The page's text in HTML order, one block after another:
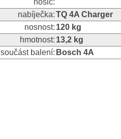
nabíječka:TQ 4A Charger
nosnost: 120 kg
hmotnost: 13,2 kg
součást balení: Bosch 4A